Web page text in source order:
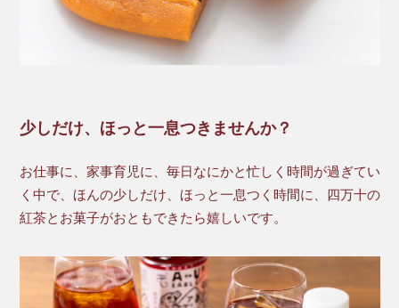
少しだけ、ほっと一息つきませんか？
お仕事に、家事育児に、毎日なにかと忙しく時間が過ぎてい
く中で、ほんの少しだけ、ほっと一息つく時間に、四万十の
紅茶とお菓子がおともできたら嬉しいです。